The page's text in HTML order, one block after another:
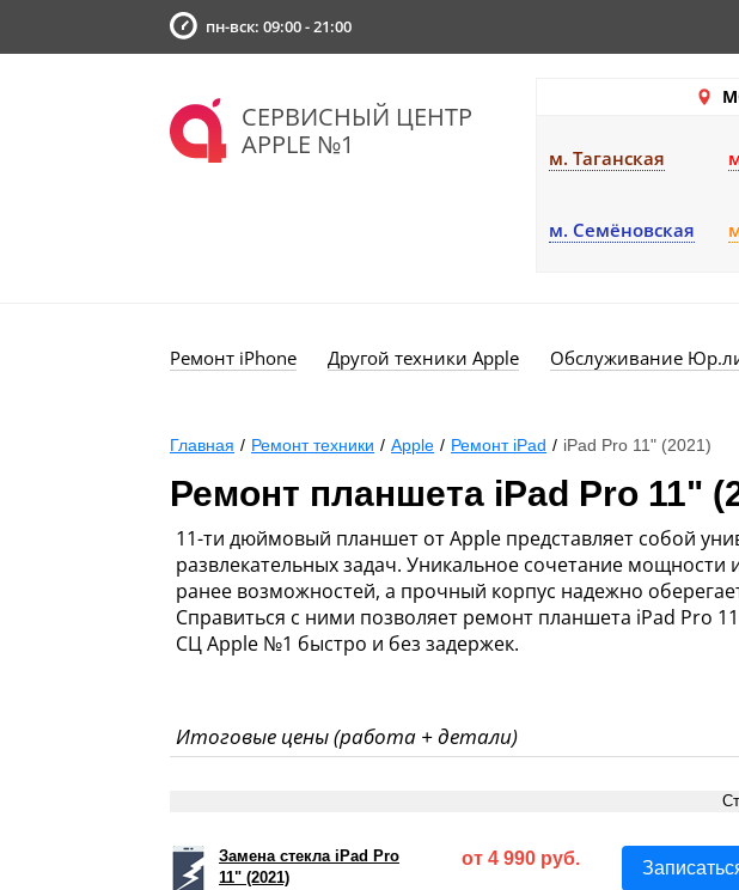
пн-вск: 09:00 - 21:00
СЕРВИСНЫЙ ЦЕНТР
APPLE №1
м. Таганская
м. Семёновская
Ремонт iPhone Другой техники Apple Обслуживание
Главная / Ремонт техники / Apple / Ремонт iPad / iPad Pro 11" (2021)
Ремонт планшета iPad Pro 11"
11-ти дюймовый планшет от Apple представляет собой
развлекательных задач. Уникальное сочетание
ранее возможностей, а прочный корпус надежно
Справиться с ними позволяет ремонт планшета iPad Pro
СЦ Apple №1 быстро и без задержек.
Итоговые цены (работа + детали)
Замена стекла iPad Pro
11" (2021)
от 4 990 руб.